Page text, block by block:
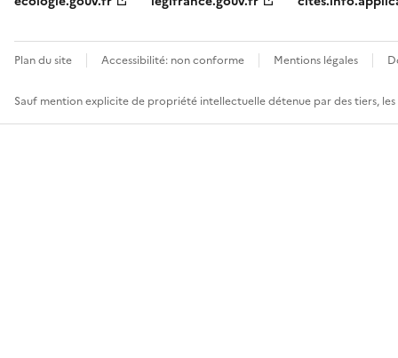
Plan du site Accessibilité: non conforme Mentions légales
Sauf mention explicite de propriété intellectuelle détenue par des tiers,